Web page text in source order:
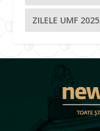
ZILELE UMF 2025